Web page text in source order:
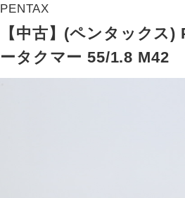
PENTAX
【中古】(ペンタックス
ータクマー 55/1.8 M42